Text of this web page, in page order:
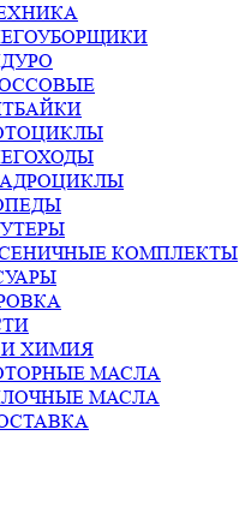
КОМПЛЕКТЫ
ХИМИЯ
МАСЛА
МАСЛА